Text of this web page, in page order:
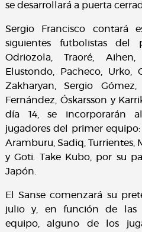
se desarrollará a puerta
Sergio Francisco contará
siguientes futbolistas del
Odriozola, Traoré,
Elustondo, Pacheco, Urko,
Zakharyan, Sergio
Fernández, Óskarsson y
día 14, se incorporarán
jugadores del primer equipo:
Aramburu, Sadiq, Turrientes,
y Goti. Take Kubo, por su
Japón.
El Sanse comenzará su
julio y, en función de las
equipo, alguno de los